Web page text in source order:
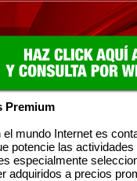
Premium
mundo Internet es
potencie las
especialmente
adquiridos a precios